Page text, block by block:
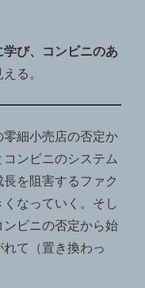
学び、コンビニのあ
る。
細小売店の否定か
ンビニのシステム
を阻害するファク
なっていく。そし
ビニの否定から始
て（置き換わっ